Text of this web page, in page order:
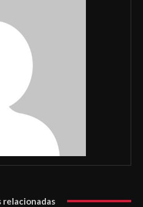
relacionadas